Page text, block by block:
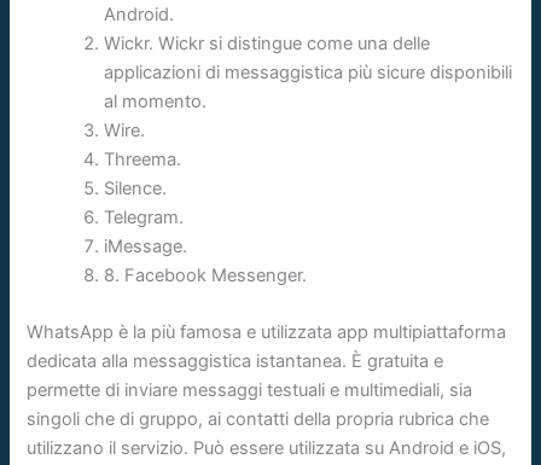
Android.
Wickr. Wickr si distingue come una delle
applicazioni di messaggistica più sicure disponibili
al momento.
Wire.
Threema.
Silence.
Telegram.
iMessage.
8. Facebook Messenger.
WhatsApp è la più famosa e utilizzata app multipiattaforma
dedicata alla messaggistica istantanea. È gratuita e
permette di inviare messaggi testuali e multimediali, sia
singoli che di gruppo, ai contatti della propria rubrica che
utilizzano il servizio. Può essere utilizzata su Android e iOS,